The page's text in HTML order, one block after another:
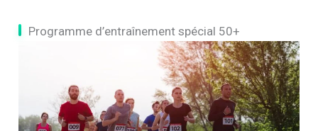
Programme d’entraînement spécial 50+